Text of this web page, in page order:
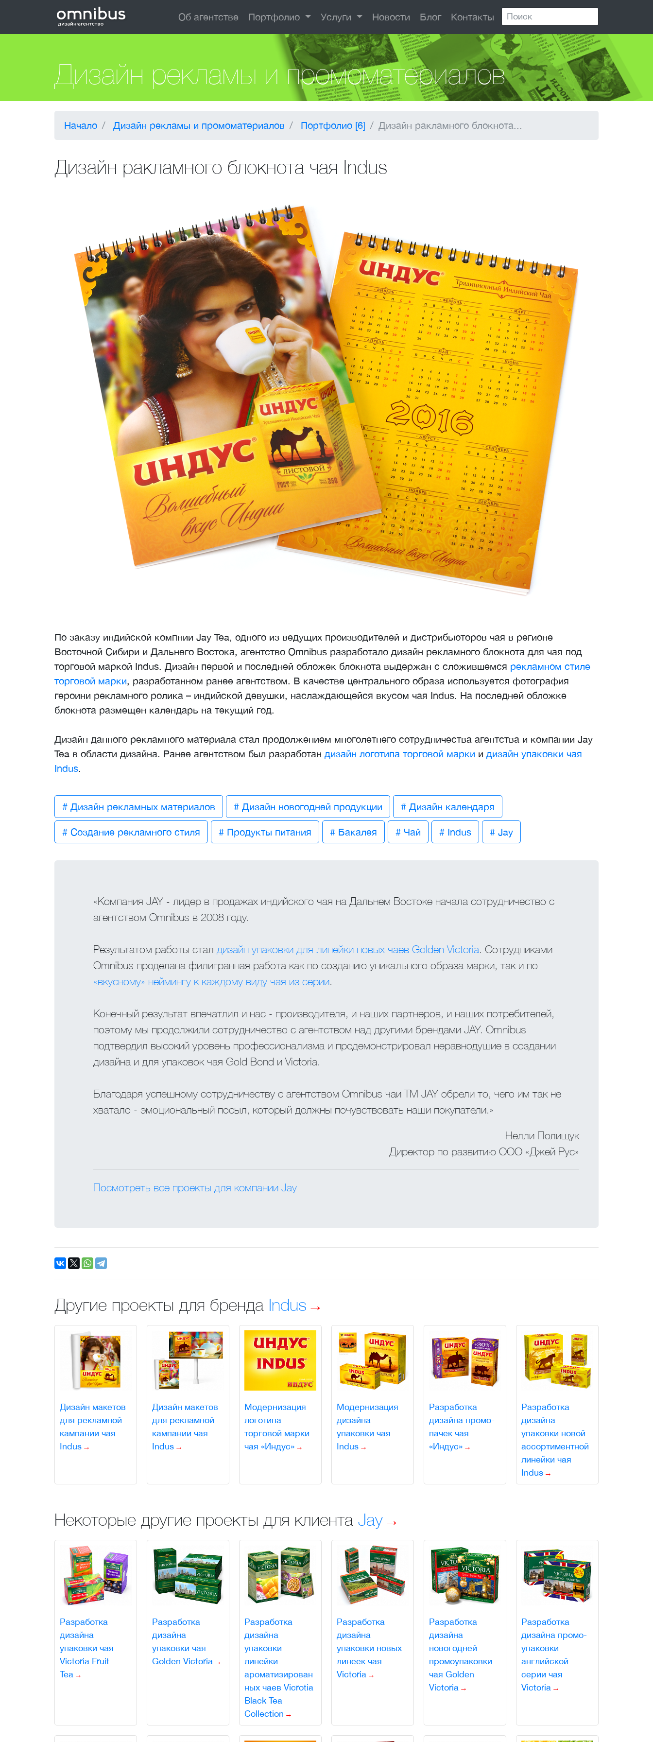
Об агентстве Портфолио Услуги Новости Блог Контакты
Дизайн рекламы и промоматериалов
Начало Дизайн рекламы и промоматериалов Портфолио [6] Дизайн ракламного блокнота...
Дизайн ракламного блокнота чая Indus
По заказу индийской компнии Jay Tea, одного из ведущих производителей и дистрибьюторов чая в регионе
Восточной Сибири и Дальнего Востока, агентство Omnibus разработало дизайн рекламного блокнота для чая под
торговой маркой Indus. Дизайн первой и последней обложек блокнота выдержан с сложившемся рекламном стиле
торговой марки, разработанном ранее агентством. В качестве центрального образа используется фотография
героини рекламного ролика – индийской девушки, наслаждающейся вкусом чая Indus. На последней обложке
блокнота размещен календарь на текущий год.
Дизайн данного рекламного материала стал продолжением многолетнего сотрудничества агентства и компании Jay
Tea в области дизайна. Ранее агентством был разработан дизайн логотипа торговой марки и дизайн упаковки чая
Indus.
# Дизайн рекламных материалов # Дизайн новогодней продукции # Дизайн календаря
# Создание рекламного стиля # Продукты питания # Бакалея # Чай # Indus # Jay
«Компания JAY - лидер в продажах индийского чая на Дальнем Востоке начала сотрудничество с
агентством Omnibus в 2008 году.
Результатом работы стал дизайн упаковки для линейки новых чаев Golden Victoria. Сотрудниками
Omnibus проделана филигранная работа как по созданию уникального образа марки, так и по
«вкусному» неймингу к каждому виду чая из серии.
Конечный результат впечатлил и нас - производителя, и наших партнеров, и наших потребителей,
поэтому мы продолжили сотрудничество с агентством над другими брендами JAY. Omnibus
подтвердил высокий уровень профессионализма и продемонстрировал неравнодушие в создании
дизайна и для упаковок чая Gold Bond и Victoria.
Благодаря успешному сотрудничеству с агентством Omnibus чаи ТМ JAY обрели то, чего им так не
хватало - эмоциональный посыл, который должны почувствовать наши покупатели.»
Нелли Полищук
Директор по развитию ООО «Джей Рус»
Посмотреть все проекты для компании Jay
Другие проекты для бренда Indus
Дизайн макетов
для рекламной
кампании чая
Indus
Дизайн макетов
для рекламной
кампании чая
Indus
Модернизация
логотипа
торговой марки
чая «Индус»
Модернизация
дизайна
упаковки чая
Indus
Разработка
дизайна промо-
пачек чая
«Индус»
Разработка
дизайна
упаковки новой
ассортиментной
линейки чая
Indus
Некоторые другие проекты для клиента Jay
Разработка
дизайна
упаковки чая
Victoria Fruit
Tea
Разработка
дизайна
упаковки чая
Golden Victoria
Разработка
дизайна
упаковки
линейки
ароматизирован
ных чаев Vicrotia
Black Tea
Collection
Разработка
дизайна
упаковки новых
линеек чая
Victoria
Разработка
дизайна
новогодней
промоупаковки
чая Golden
Victoria
Разработка
дизайна промо-
упаковки
английской
серии чая
Victoria